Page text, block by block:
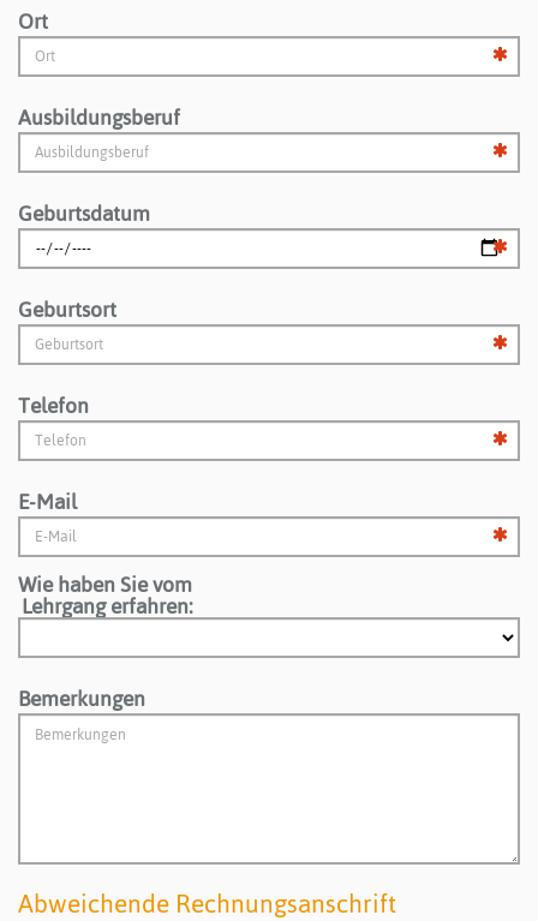
Ort
Ausbildungsberuf
Geburtsdatum
Geburtsort
Telefon
E-Mail
Wie haben Sie vom
Lehrgang erfahren:
Bemerkungen
Abweichende Rechnungsanschrift